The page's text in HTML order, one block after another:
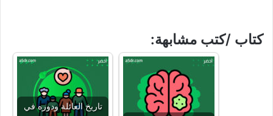
كتاب /كتب مشابهة:
تاريخ العائلة ودوره في